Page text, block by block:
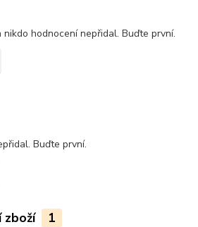
hodnocení nepřidal. Buďte první.
Buďte první.
zboží 1